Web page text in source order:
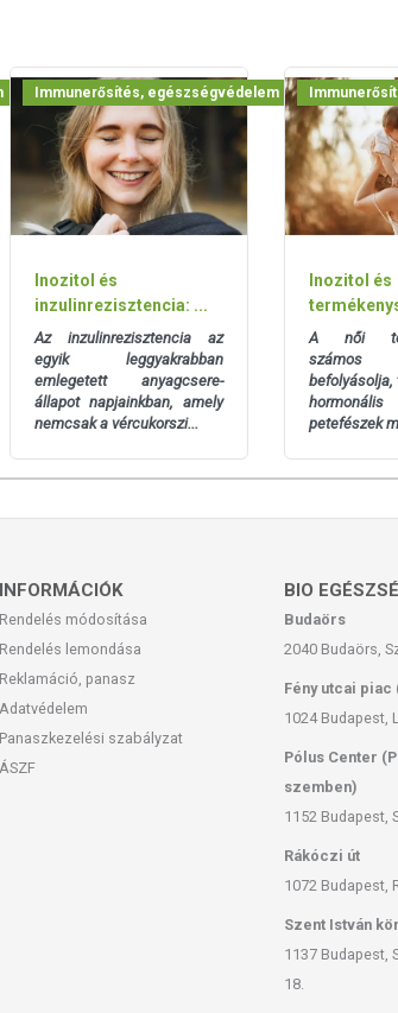
elől elzárva!
feltüntetett időpontot.
frissítjük, törekszünk arra, hogy naprakészek
ennek ellenére a webshopon szereplő adatok
információkat is) csak tájékoztató jellegűek, a
adódóan. A friss, aktuális információkat a
tulajdonítani.
vegyes étrendet és az egészséges életmódot! A termék
Az ajánlott napi fogyasztási mennyiséget ne lépje túl!
bármelyikére érzékeny vagy allergiás! Kisgyermektől
Immunerősítés, egészségvédelem
Inozitol és
inzulinrezisztencia: ...
Az inzulinrezisztencia az
egyik leggyakrabban
emlegetett anyagcsere-
állapot napjainkban, amely
nemcsak a vércukorszi...
Inozitol és
A női
befolyásolja,
petefészek
INFORMÁCIÓK
Rendelés módosítása
Rendelés lemondása
Reklamáció, panasz
Adatvédelem
Panaszkezelési szabályzat
ÁSZF
BIO
Budaörs
2040 Budaörs,
Fény utcai
1024 Budapest,
Pólus Center
szemben)
1152 Budapest,
Rákóczi út
1072 Budapest,
Szent István
1137 Budapest,
18.